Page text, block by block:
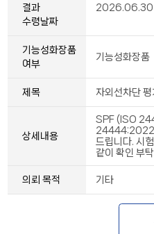
결과
수령날짜
2026.06.30
기능성화장품
여부
기능성화장품
제목 자외선차단
상세내용
SPF (ISO
24444:2022)
드립니다. 시
같이 확인 부
의뢰 목적 기타